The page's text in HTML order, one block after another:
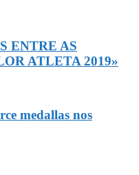
ENTRE AS
ATLETA 2019»
medallas nos